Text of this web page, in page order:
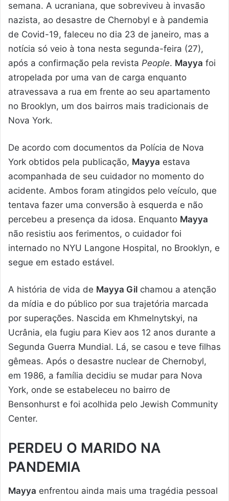
semana. A ucraniana, que sobreviveu à invasão
nazista, ao desastre de Chernobyl e à pandemia
de Covid-19, faleceu no dia 23 de janeiro, mas a
notícia só veio à tona nesta segunda-feira (27),
após a confirmação pela revista People. Mayya foi
atropelada por uma van de carga enquanto
atravessava a rua em frente ao seu apartamento
no Brooklyn, um dos bairros mais tradicionais de
Nova York.
De acordo com documentos da Polícia de Nova
York obtidos pela publicação, Mayya estava
acompanhada de seu cuidador no momento do
acidente. Ambos foram atingidos pelo veículo, que
tentava fazer uma conversão à esquerda e não
percebeu a presença da idosa. Enquanto Mayya
não resistiu aos ferimentos, o cuidador foi
internado no NYU Langone Hospital, no Brooklyn, e
segue em estado estável.
A história de vida de Mayya Gil chamou a atenção
da mídia e do público por sua trajetória marcada
por superações. Nascida em Khmelnytskyi, na
Ucrânia, ela fugiu para Kiev aos 12 anos durante a
Segunda Guerra Mundial. Lá, se casou e teve filhas
gêmeas. Após o desastre nuclear de Chernobyl,
em 1986, a família decidiu se mudar para Nova
York, onde se estabeleceu no bairro de
Bensonhurst e foi acolhida pelo Jewish Community
Center.
PERDEU O MARIDO NA
PANDEMIA
Mayya enfrentou ainda mais uma tragédia pessoal